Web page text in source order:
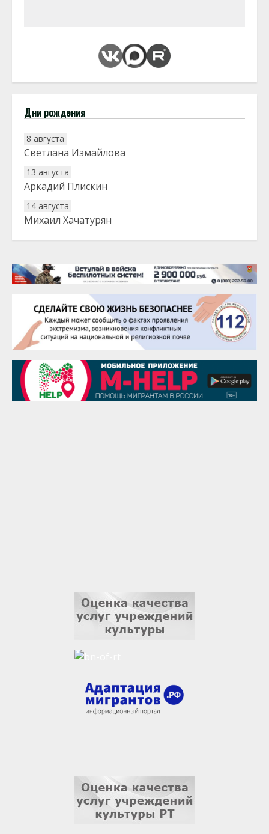
Дни рождения
8 августа
Светлана Измайлова
13 августа
Аркадий Плискин
14 августа
Михаил Хачатурян
20 августа
22 августа
Евгений Ефимов
25 августа
Сэсэгма Бубеева
28 августа
Чингиз Мустафаев
29 августа
Надежда Рослова